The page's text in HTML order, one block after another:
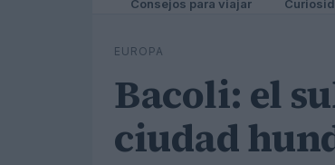
Consejos para viajar
EUROPA
Bacoli: el
ciudad